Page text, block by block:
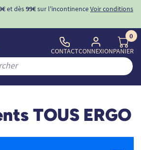
et dès99€sur l'incontinenceVoir conditions
CONTACTCONNEXION
0
PANIER
TOUS ERGO